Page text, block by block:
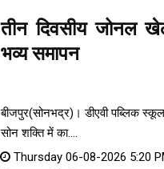
तीन दिवसीय जोनल
भव्य समापन
बीजपुर(सोनभद्र)। डीएवी पब्लिक
सोन शक्ति में का....
Thursday 06-08-2026 5:20